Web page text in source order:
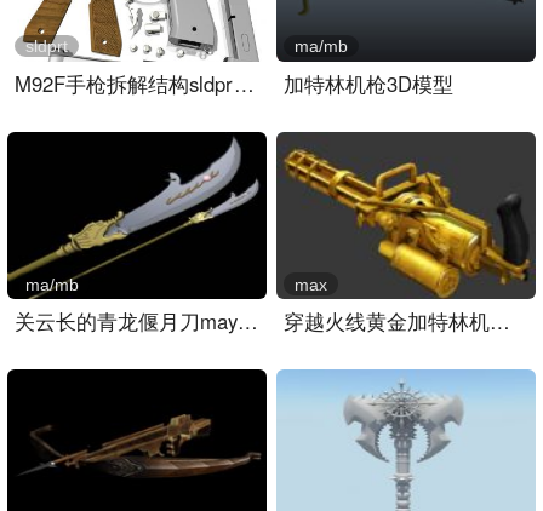
M92F手枪拆解结构sldprt模..
sldprt
加特林机枪3D模型
ma/mb
关云长的青龙偃月刀maya模..
ma/mb
穿越火线黄金加特林机关枪..
max